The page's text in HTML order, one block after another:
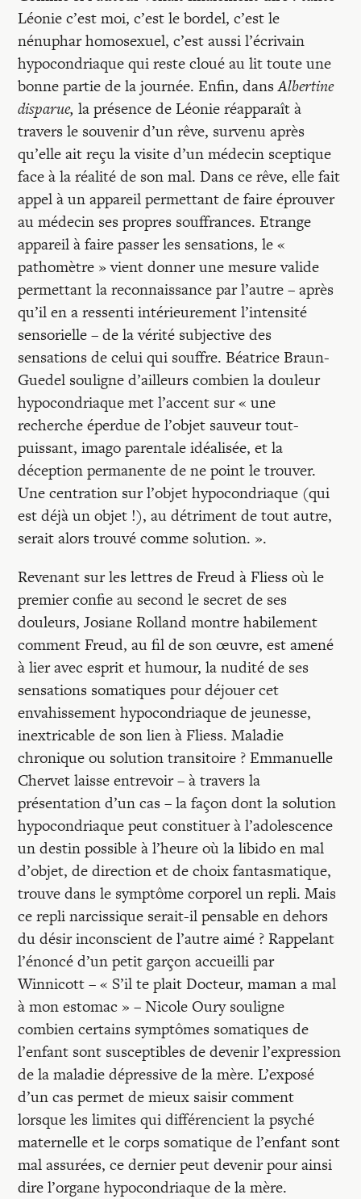
Léonie c’est moi, c’est le bordel, c’est le
nénuphar homosexuel, c’est aussi l’écrivain
hypocondriaque qui reste cloué au lit toute une
bonne partie de la journée. Enfin, dansAlbertine
disparue, la présence de Léonie réapparaît à
travers le souvenir d’un rêve, survenu après
qu’elle ait reçu la visite d’un médecin sceptique
face à la réalité de son mal. Dans ce rêve, elle fait
appel à un appareil permettant de faire éprouver
au médecin ses propres souffrances. Etrange
appareil à faire passer les sensations, le «
pathomètre » vient donner une mesure valide
permettant la reconnaissance par l’autre – après
qu’il en a ressenti intérieurement l’intensité
sensorielle – de la vérité subjective des
sensations de celui qui souffre. Béatrice Braun-
Guedel souligne d’ailleurs combien la douleur
hypocondriaque met l’accent sur « une
recherche éperdue de l’objet sauveur tout-
puissant, imago parentale idéalisée, et la
déception permanente de ne point le trouver.
Une centration sur l’objet hypocondriaque (qui
est déjà un objet !), au détriment de tout autre,
serait alors trouvé comme solution. ».
Revenant sur les lettres de Freud à Fliess où le
premier confie au second le secret de ses
douleurs, Josiane Rolland montre habilement
comment Freud, au fil de son œuvre, est amené
à lier avec esprit et humour, la nudité de ses
sensations somatiques pour déjouer cet
envahissement hypocondriaque de jeunesse,
inextricable de son lien à Fliess. Maladie
chronique ou solution transitoire ? Emmanuelle
Chervet laisse entrevoir – à travers la
présentation d’un cas – la façon dont la solution
hypocondriaque peut constituer à l’adolescence
un destin possible à l’heure où la libido en mal
d’objet, de direction et de choix fantasmatique,
trouve dans le symptôme corporel un repli. Mais
ce repli narcissique serait-il pensable en dehors
du désir inconscient de l’autre aimé ? Rappelant
l’énoncé d’un petit garçon accueilli par
Winnicott – « S’il te plait Docteur, maman a mal
à mon estomac » – Nicole Oury souligne
combien certains symptômes somatiques de
l’enfant sont susceptibles de devenir l’expression
de la maladie dépressive de la mère. L’exposé
d’un cas permet de mieux saisir comment
lorsque les limites qui différencient la psyché
maternelle et le corps somatique de l’enfant sont
mal assurées, ce dernier peut devenir pour ainsi
dire l’organe hypocondriaque de la mère.